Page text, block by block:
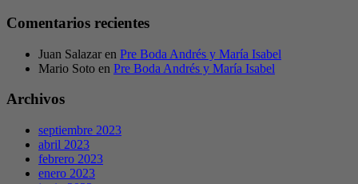
Comentarios recientes
Juan Salazar en Pre Boda Andrés y María Isabel
Mario Soto en Pre Boda Andrés y María Isabel
Archivos
septiembre 2023
abril 2023
febrero 2023
enero 2023